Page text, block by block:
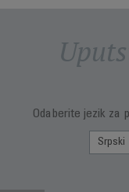
Odaberite jezik za